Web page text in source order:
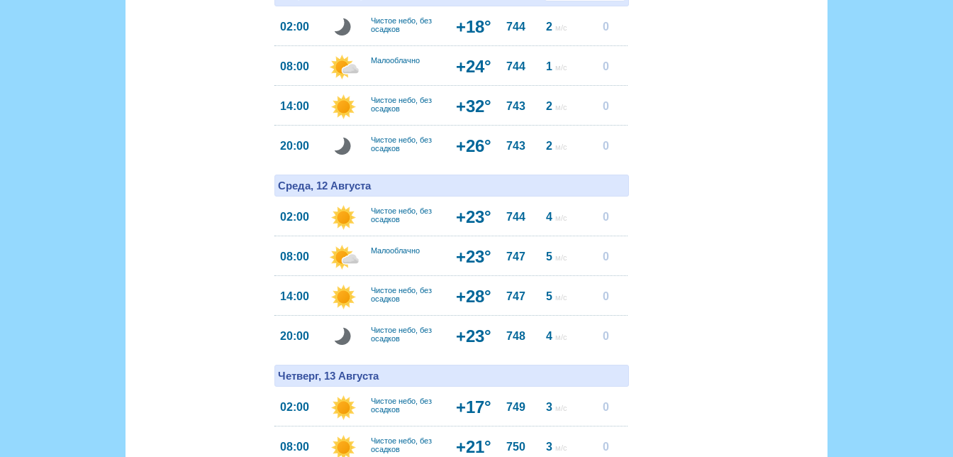
02:00
Чистое небо, без
осадков
+18° 744 2 м/с 0
08:00 Малооблачно +24° 744 1 м/с 0
14:00
Чистое небо, без
осадков
+32° 743 2 м/с 0
20:00
Чистое небо, без
осадков
+26° 743 2 м/с 0
Среда, 12 Августа
02:00
Чистое небо, без
осадков
+23° 744 4 м/с 0
08:00 Малооблачно +23° 747 5 м/с 0
14:00
Чистое небо, без
осадков
+28° 747 5 м/с 0
20:00
Чистое небо, без
осадков
+23° 748 4 м/с 0
Четверг, 13 Августа
02:00
Чистое небо, без
осадков
+17° 749 3 м/с 0
08:00
Чистое небо, без
осадков
+21° 750 3 м/с 0